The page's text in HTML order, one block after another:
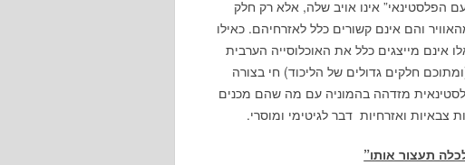
אינו אויב שלה, אלא רק חלק
והם אינם קשורים כלל לאזרחיהם. כאילו
אינם מייצגים כלל את האוכלוסייה הערבית
חלקים גדולים של הליכוד) חי בצורה
מזדהה בהמוניה עם מה שהם מכנים
ואזרחיות דבר לגיטימי ומוסרי.
תעצור אותו”